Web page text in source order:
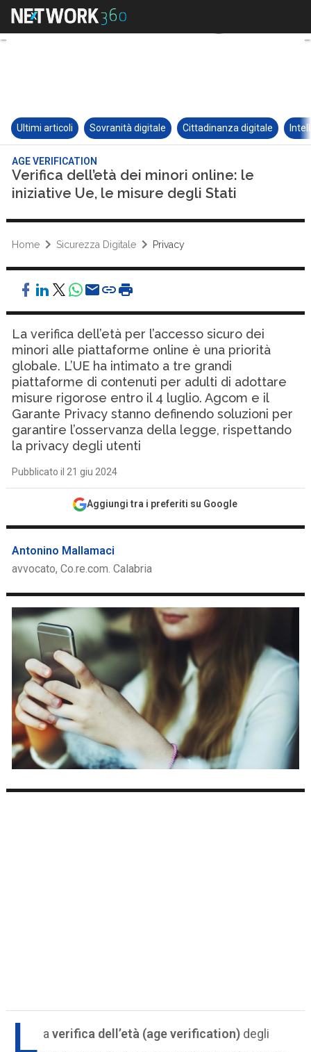
Ultimi articoli Sovranità digitale Cittadinanza digitale
AGE VERIFICATION
Verifica dell’età dei minori online: le
iniziative Ue, le misure degli Stati
Home Sicurezza Digitale Privacy
La verifica dell’età per l’accesso sicuro dei
minori alle piattaforme online è una priorità
globale. L’UE ha intimato a tre grandi
piattaforme di contenuti per adulti di adottare
misure rigorose entro il 4 luglio. Agcom e il
Garante Privacy stanno definendo soluzioni per
garantire l’osservanza della legge, rispettando
la privacy degli utenti
Pubblicato il 21 giu 2024
Aggiungi tra i preferiti su Google
Antonino Mallamaci
avvocato, Co.re.com. Calabria
L averifica dell’età (age verification) degli